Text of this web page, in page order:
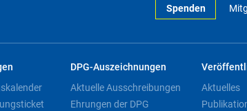
Spenden
DPG-Auszeichnungen
Aktuelle Ausschreibungen
Ehrungen der DPG
Aktuelles